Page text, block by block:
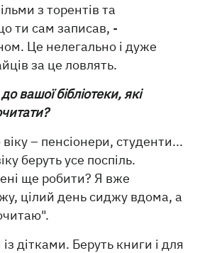
з торентів та
ти сам записав, -
Це нелегально і дуже
за це ловлять.
вашої бібліотеки, які
віку – пенсіонери, студенти...
беруть усе поспіль.
ще робити? Я вже
цілий день сиджу вдома, а
дітками. Беруть книги і для